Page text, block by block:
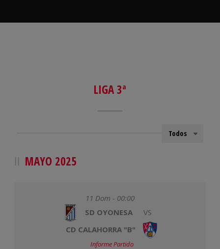
LIGA 3ª
MAYO 2025
11 Dom - 00:00
SD OYONESA
VS
CD CALAHORRA "B"
Informe Partido